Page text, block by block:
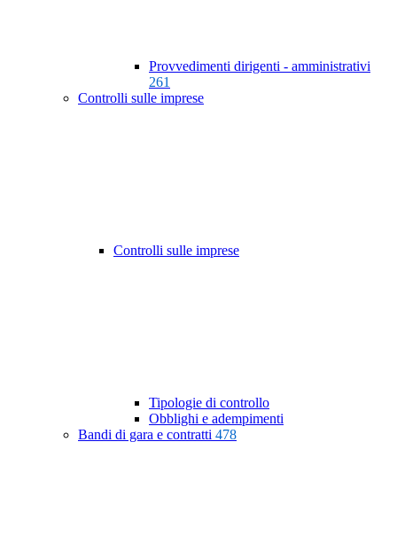
Provvedimenti dirigenti - amministrativi
261
Controlli sulle imprese
Controlli sulle imprese
Tipologie di controllo
Obblighi e adempimenti
Bandi di gara e contratti 478